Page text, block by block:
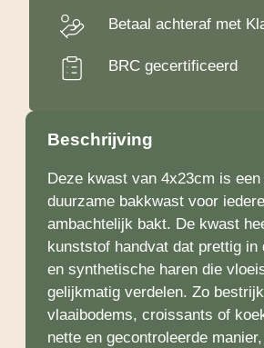
Betaal achteraf met
BRC gecertificeerd
Beschrijving
Deze kwast van 4x23cm is
duurzame bakkwast voor
ambachtelijk bakt. De kwast
kunststof handvat dat prettig in
en synthetische haren die
gelijkmatig verdelen. Zo
vlaaibodems, croissants of
nette en gecontroleerde